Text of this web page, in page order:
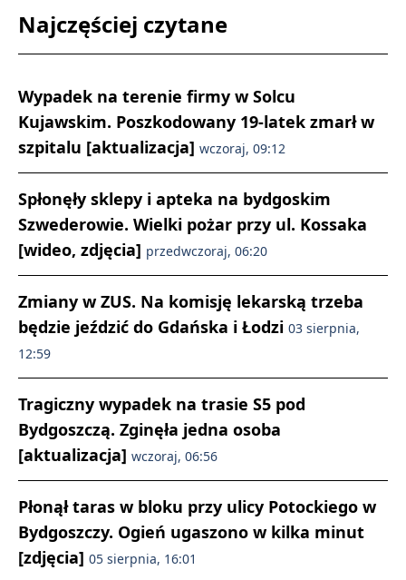
Najczęściej czytane
Wypadek na terenie firmy w Solcu
Kujawskim. Poszkodowany 19-latek zmarł w
szpitalu [aktualizacja] wczoraj, 09:12
Spłonęły sklepy i apteka na bydgoskim
Szwederowie. Wielki pożar przy ul. Kossaka
[wideo, zdjęcia] przedwczoraj, 06:20
Zmiany w ZUS. Na komisję lekarską trzeba
będzie jeździć do Gdańska i Łodzi 03 sierpnia,
12:59
Tragiczny wypadek na trasie S5 pod
Bydgoszczą. Zginęła jedna osoba
[aktualizacja] wczoraj, 06:56
Płonął taras w bloku przy ulicy Potockiego w
Bydgoszczy. Ogień ugaszono w kilka minut
[zdjęcia] 05 sierpnia, 16:01